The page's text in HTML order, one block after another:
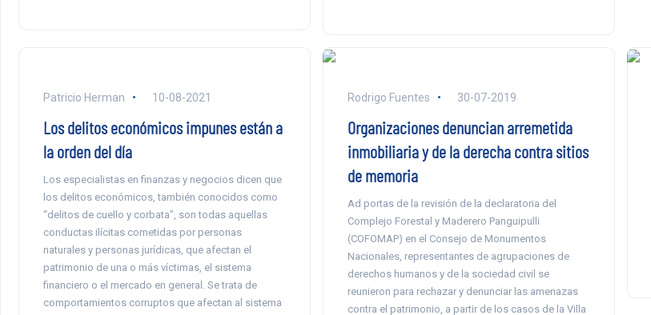
Patricio Herman 10-08-2021
Los delitos económicos impunes están a
la orden del día
Los especialistas en finanzas y negocios dicen que
los delitos económicos, también conocidos como
“delitos de cuello y corbata”, son todas aquellas
conductas ilícitas cometidas por personas
naturales y personas jurídicas, que afectan el
patrimonio de una o más víctimas, el sistema
financiero o el mercado en general. Se trata de
comportamientos corruptos que afectan al sistema
Rodrigo Fuentes 30-07-2019
Organizaciones denuncian arremetida
inmobiliaria y de la derecha contra sitios
de memoria
Ad portas de la revisión de la declaratoria del
Complejo Forestal y Maderero Panguipulli
(COFOMAP) en el Consejo de Monumentos
Nacionales, representantes de agrupaciones de
derechos humanos y de la sociedad civil se
reunieron para rechazar y denunciar las amenazas
contra el patrimonio, a partir de los casos de la Villa